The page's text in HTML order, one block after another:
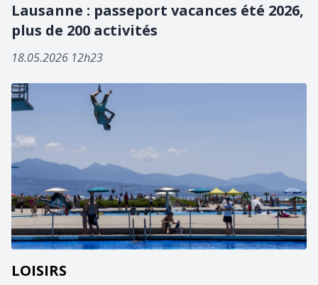
Lausanne : passeport vacances été 2026,
plus de 200 activités
18.05.2026 12h23
LOISIRS